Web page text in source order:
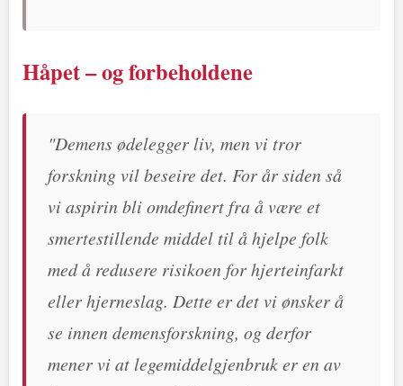
Håpet – og forbeholdene
"Demens ødelegger liv, men vi tror
forskning vil beseire det. For år siden så
vi aspirin bli omdefinert fra å være et
smertestillende middel til å hjelpe folk
med å redusere risikoen for hjerteinfarkt
eller hjerneslag. Dette er det vi ønsker å
se innen demensforskning, og derfor
mener vi at legemiddelgjenbruk er en av